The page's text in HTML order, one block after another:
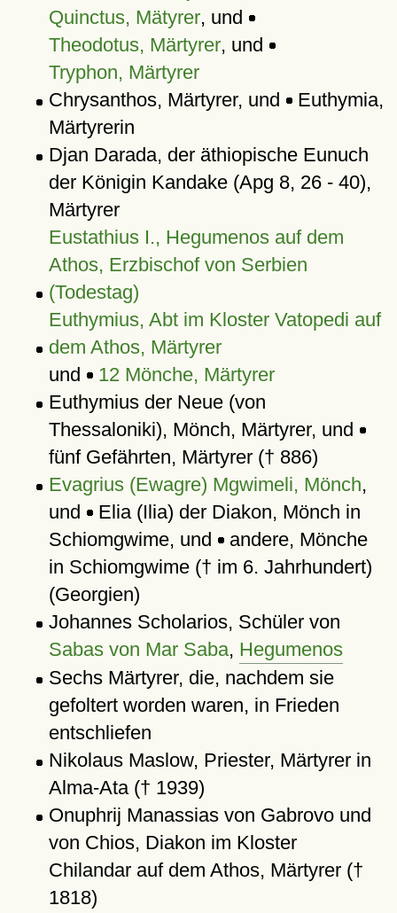
Quinctus, Mätyrer, und
Theodotus, Märtyrer, und
Tryphon, Märtyrer
Chrysanthos, Märtyrer, und Euthymia,
Märtyrerin
Djan Darada, der äthiopische Eunuch
der Königin Kandake (Apg 8, 26 - 40),
Märtyrer
Eustathius I., Hegumenos auf dem
Athos, Erzbischof von Serbien
(Todestag)
Euthymius, Abt im Kloster Vatopedi auf
dem Athos, Märtyrer
und
12 Mönche, Märtyrer
Euthymius der Neue (von
Thessaloniki), Mönch, Märtyrer, und
fünf Gefährten, Märtyrer († 886)
Evagrius (Ewagre) Mgwimeli, Mönch,
und Elia (Ilia) der Diakon, Mönch in
Schiomgwime, und andere, Mönche
in Schiomgwime († im 6. Jahrhundert)
(Georgien)
Johannes Scholarios, Schüler von
Sabas von Mar Saba, Hegumenos
Sechs Märtyrer, die, nachdem sie
gefoltert worden waren, in Frieden
entschliefen
Nikolaus Maslow, Priester, Märtyrer in
Alma-Ata († 1939)
Onuphrij Manassias von Gabrovo und
von Chios, Diakon im Kloster
Chilandar auf dem Athos, Märtyrer (†
1818)